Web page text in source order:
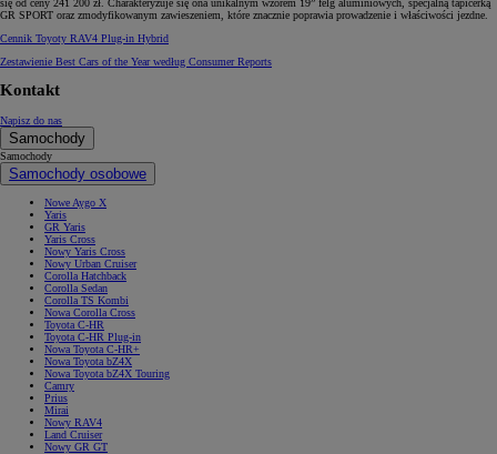
się od ceny 241 200 zł. Charakteryzuje się ona unikalnym wzorem 19” felg aluminiowych, specjalną tapicerką
GR SPORT oraz zmodyfikowanym zawieszeniem, które znacznie poprawia prowadzenie i właściwości jezdne.
Cennik Toyoty RAV4 Plug-in Hybrid
Zestawienie Best Cars of the Year według Consumer Reports
Kontakt
Napisz do nas
Samochody
Samochody
Samochody osobowe
Nowe Aygo X
Yaris
GR Yaris
Yaris Cross
Nowy Yaris Cross
Nowy Urban Cruiser
Corolla Hatchback
Corolla Sedan
Corolla TS Kombi
Nowa Corolla Cross
Toyota C-HR
Toyota C-HR Plug-in
Nowa Toyota C-HR+
Nowa Toyota bZ4X
Nowa Toyota bZ4X Touring
Camry
Prius
Mirai
Nowy RAV4
Land Cruiser
Nowy GR GT